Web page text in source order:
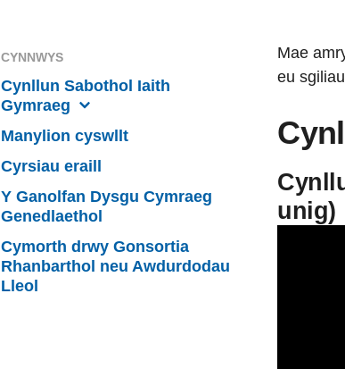
CYNNWYS
Cynllun Sabothol Iaith
Gymraeg
Manylion cyswllt
Cyrsiau eraill
Y Ganolfan Dysgu Cymraeg
Genedlaethol
Cymorth drwy Gonsortia
Rhanbarthol neu Awdurdodau
Lleol
Mae
eu
unig)